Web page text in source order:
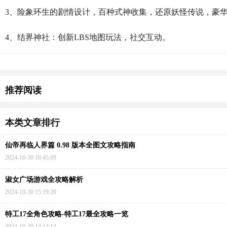
3、险象环生的剧情设计，百种式神收集，还原妖怪传说，豪
4、结界神社：创新LBS地图玩法，社交互动。
推荐阅读
本类文章排行
仙帝再临人界篇 0.98 版本全图文攻略指南
2024-10-30 16:45:09
淑女广场游戏全攻略解析
2024-10-30 15:19:20
特工17全角色攻略-特工17最全攻略一览